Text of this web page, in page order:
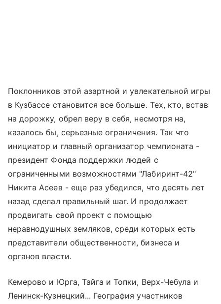
Поклонников этой азартной и увлекательной игры
в Кузбассе становится все больше. Тех, кто, встав
на дорожку, обрел веру в себя, несмотря на,
казалось бы, серьезные ограничения. Так что
инициатор и главный организатор чемпионата -
президент Фонда поддержки людей с
ограниченными возможностями "Лабиринт-42"
Никита Асеев - еще раз убедился, что десять лет
назад сделал правильный шаг. И продолжает
продвигать свой проект с помощью
неравнодушных земляков, среди которых есть
представители общественности, бизнеса и
органов власти.
Кемерово и Юрга, Тайга и Топки, Верх-Чебула и
Ленинск-Кузнецкий... География участников